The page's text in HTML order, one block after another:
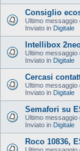
Consiglio
Ultimo messaggio
Inviato in Digitale
Intellibox
Ultimo messaggio
Inviato in Digitale
Cercasi
Ultimo messaggio
Inviato in Digitale
Semafori su
Ultimo messaggio
Inviato in Digitale
Roco 10836,
Ultimo messaggio